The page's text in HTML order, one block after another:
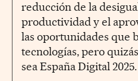
reducción de la
productividad y el
las oportunidades que
tecnologías, pero
sea España Digital 2025.